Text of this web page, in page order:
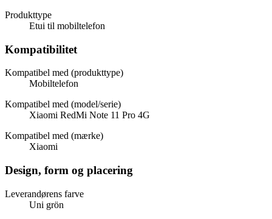
Produkttype
Etui til mobiltelefon
Kompatibilitet
Kompatibel med (produkttype)
Mobiltelefon
Kompatibel med (model/serie)
Xiaomi RedMi Note 11 Pro 4G
Kompatibel med (mærke)
Xiaomi
Design, form og placering
Leverandørens farve
Uni grön